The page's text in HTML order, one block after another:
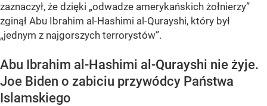
zaznaczył, że dzięki „odwadze amerykańskich żołnierzy”
zginął Abu Ibrahim al-Hashimi al-Qurayshi, który był
„jednym z najgorszych terrorystów”.
Abu Ibrahim al-Hashimi al-Qurayshi nie żyje.
Joe Biden o zabiciu przywódcy Państwa
Islamskiego